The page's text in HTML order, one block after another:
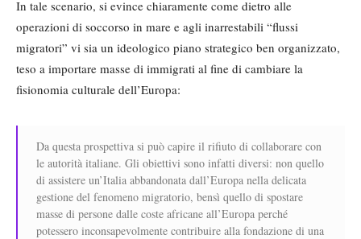
In tale scenario, si evince chiaramente come dietro alle
operazioni di soccorso in mare e agli inarrestabili “flussi
migratori” vi sia un ideologico piano strategico ben organizzato,
teso a importare masse di immigrati al fine di cambiare la
fisionomia culturale dell’Europa:
Da questa prospettiva si può capire il rifiuto di collaborare con
le autorità italiane. Gli obiettivi sono infatti diversi: non quello
di assistere un’Italia abbandonata dall’Europa nella delicata
gestione del fenomeno migratorio, bensì quello di spostare
masse di persone dalle coste africane all’Europa perché
potessero inconsapevolmente contribuire alla fondazione di una